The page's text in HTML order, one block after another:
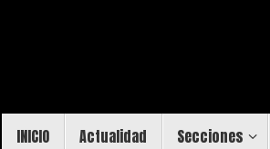
INICIO Actualidad Secciones